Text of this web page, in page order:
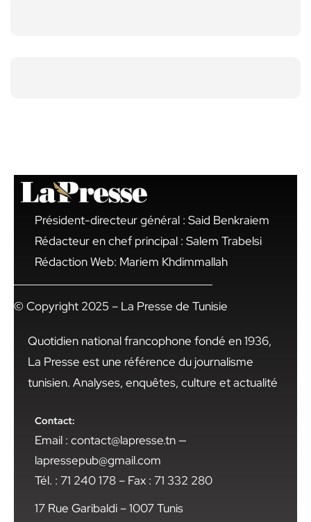
Président-directeur général : Said Benkraiem
Rédacteur en chef principal : Salem Trabelsi
Rédaction Web: Mariem Khdimmallah
© Copyright 2025 – La Presse de Tunisie
Quotidien national francophone fondé en 1936,
La Presse est une référence du journalisme
tunisien. Analyses, enquêtes, culture et actualité
Contact:
Email : contact@lapresse.tn —
lapressepub@gmail.com
Tél. : 71 240 178 – Fax : 71 332 280
17 Rue Garibaldi – 1007 Tunis